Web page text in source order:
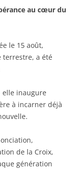
au cœur du
le 15 août,
terrestre, a été
elle inaugure
à incarner déjà
de la Croix,
génération